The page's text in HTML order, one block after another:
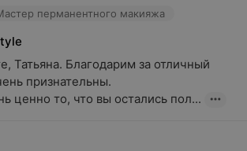
перманентного макияжа
Татьяна. Благодарим за отличный
признательны.
ценно то, что вы остались пол...